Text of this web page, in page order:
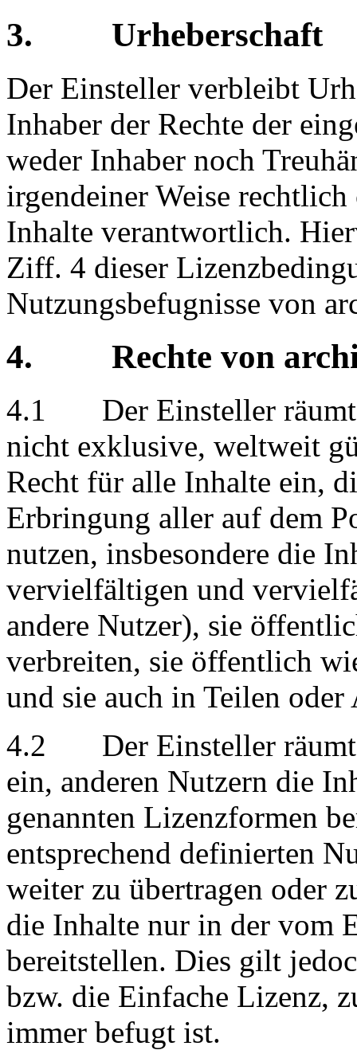
3. Urheberschaft
Der Einsteller verbleibt
Inhaber der Rechte der
weder Inhaber noch
irgendeiner Weise
Inhalte verantwortlich.
Ziff. 4 dieser
Nutzungsbefugnisse von
4. Rechte von
4.1 Der Einsteller räumt
nicht exklusive, weltweit
Recht für alle Inhalte ein,
Erbringung aller auf dem
nutzen, insbesondere die
vervielfältigen und
andere Nutzer), sie
verbreiten, sie öffentlich
und sie auch in Teilen
4.2 Der Einsteller räumt
ein, anderen Nutzern die
genannten Lizenzformen
entsprechend definierten
weiter zu übertragen oder
die Inhalte nur in der vom
bereitstellen. Dies gilt
bzw. die Einfache Lizenz,
immer befugt ist.